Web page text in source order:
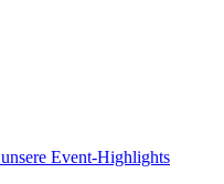
Event-Highlights